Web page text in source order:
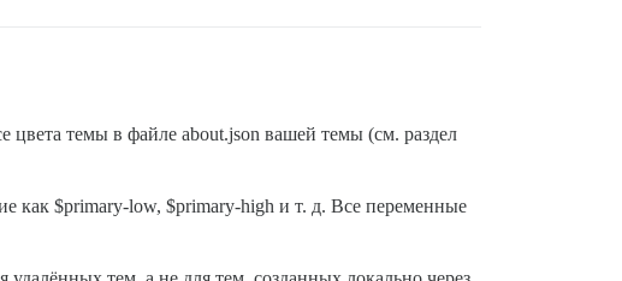
темы в файле about.json вашей темы (см. раздел
как $primary-low, $primary-high и т. д. Все переменные